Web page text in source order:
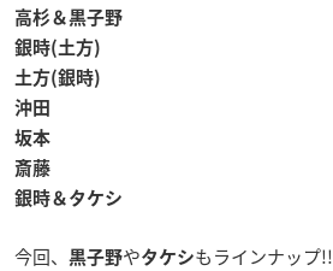
高杉＆黒子野
銀時(土方)
土方(銀時)
沖田
坂本
斎藤
銀時＆タケシ
今回、 黒子野やタケシもラインナップ!!